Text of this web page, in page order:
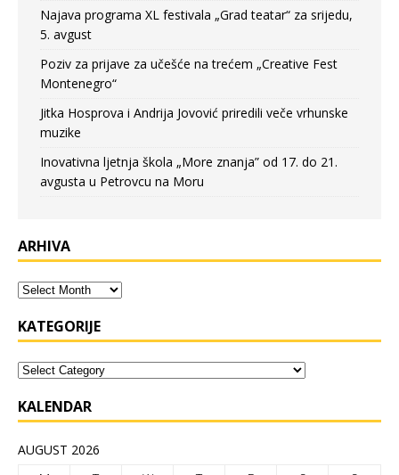
Najava programa XL festivala „Grad teatar“ za srijedu,
5. avgust
Poziv za prijave za učešće na trećem „Creative Fest
Montenegro“
Jitka Hosprova i Andrija Jovović priredili veče vrhunske
muzike
Inovativna ljetnja škola „More znanja” od 17. do 21.
avgusta u Petrovcu na Moru
ARHIVA
KATEGORIJE
KALENDAR
AUGUST 2026